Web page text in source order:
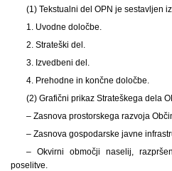
(1) Tekstualni del OPN je sestavljen
1. Uvodne določbe.
2. Strateški del.
3. Izvedbeni del.
4. Prehodne in končne določbe.
(2) Grafični prikaz Strateškega dela
– Zasnova prostorskega razvoja
– Zasnova gospodarske javne
– Okvirni območji naselij,
poselitve.